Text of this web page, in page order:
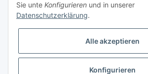
Informationen
Gesetzliche Informationen
Sie unte Konfigurieren und in unserer
Datenschutzerklärung.
Alle akzeptieren
Konfigurieren